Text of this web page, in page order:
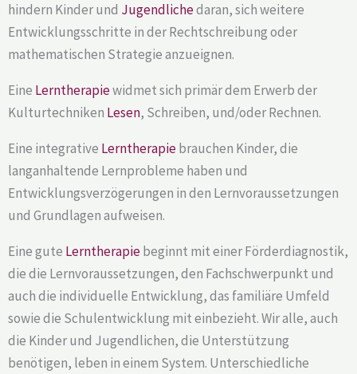
hindern Kinder und Jugendlichedaran, sich weitere
Entwicklungsschritte in der Rechtschreibung oder
mathematischen Strategie anzueignen.
Eine Lerntherapiewidmet sich primär dem Erwerb der
Kulturtechniken Lesen, Schreiben, und/oder Rechnen.
Eine integrative Lerntherapiebrauchen Kinder, die
langanhaltende Lernprobleme haben und
Entwicklungsverzögerungen in den Lernvoraussetzungen
und Grundlagen aufweisen.
Eine gute Lerntherapiebeginnt mit einer Förderdiagnostik,
die die Lernvoraussetzungen, den Fachschwerpunkt und
auch die individuelle Entwicklung, das familiäre Umfeld
sowie die Schulentwicklung mit einbezieht. Wir alle, auch
die Kinder und Jugendlichen, die Unterstützung
benötigen, leben in einem System. Unterschiedliche